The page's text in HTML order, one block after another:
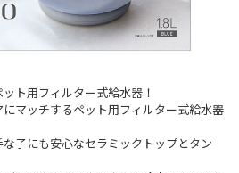
ト用フィルター式給水器！
マッチするペット用フィルター式給水器
子にも安心なセラミックトップとタン